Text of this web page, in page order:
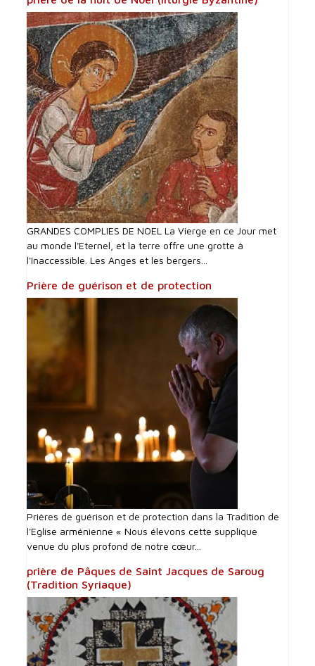
GRANDES COMPLIES DE NOEL La Vierge en ce Jour met
au monde l'Eternel, et la terre offre une grotte à
l'Inaccessible. Les Anges et les bergers...
Prière de guérison et de protection
Prières de guérison et de protection dans la Tradition de
l'Eglise arménienne « Nous élevons cette supplique
venue du plus profond de notre cœur...
prière de Pâques de Saint Jacques de Saroug
(Tradition Syriaque)